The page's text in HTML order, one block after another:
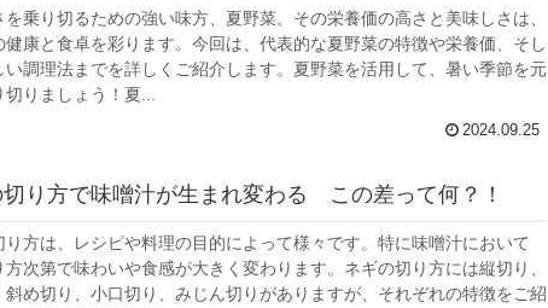
を乗り切るための強い味方、夏野菜。その栄養価の高さと美味しさは、
健康と食卓を彩ります。今回は、代表的な夏野菜の特徴や栄養価、そし
い調理法までを詳しくご紹介します。夏野菜を活用して、暑い季節を元
りましょう！夏...
2024.09.25
切り方で味噌汁が生まれ変わる この差って何？！
り方は、レシピや料理の目的によって様々です。特に味噌汁において
方次第で味わいや食感が大きく変わります。ネギの切り方には縦切り、
斜め切り、小口切り、みじん切りがありますが、それぞれの特徴をご紹